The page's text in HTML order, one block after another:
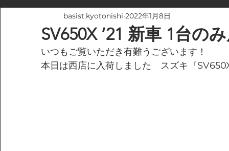
SV650X ’21 新車 1台の
basist.kyotonishi 2022年1月8日
いつもご覧いただき有難うございます！
本日は西店に入荷しました　スズキ『